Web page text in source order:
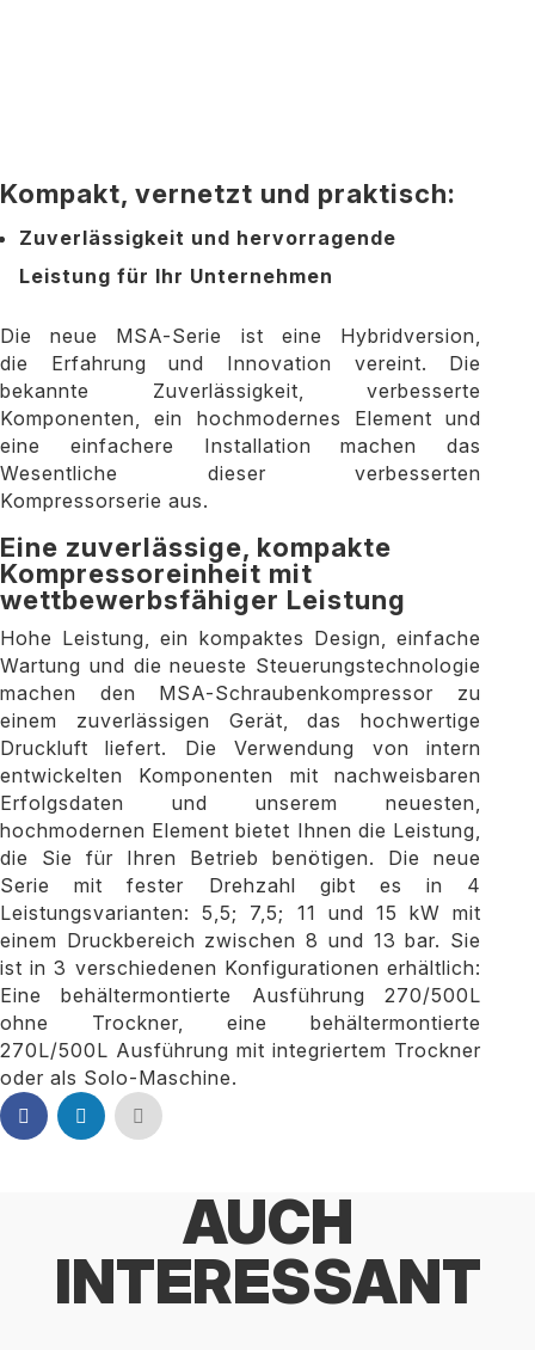
Kompakt, vernetzt und praktisch:
Zuverlässigkeit und hervorragende
Leistung für Ihr Unternehmen
Die neue MSA-Serie ist eine Hybridversion,
die Erfahrung und Innovation vereint. Die
bekannte Zuverlässigkeit, verbesserte
Komponenten, ein hochmodernes Element und
eine einfachere Installation machen das
Wesentliche dieser verbesserten
Kompressorserie aus.
Eine zuverlässige, kompakte
Kompressoreinheit mit
wettbewerbsfähiger Leistung
Hohe Leistung, ein kompaktes Design, einfache
Wartung und die neueste Steuerungstechnologie
machen den MSA-Schraubenkompressor zu
einem zuverlässigen Gerät, das hochwertige
Druckluft liefert. Die Verwendung von intern
entwickelten Komponenten mit nachweisbaren
Erfolgsdaten und unserem neuesten,
hochmodernen Element bietet Ihnen die Leistung,
die Sie für Ihren Betrieb benötigen. Die neue
Serie mit fester Drehzahl gibt es in 4
Leistungsvarianten: 5,5; 7,5; 11 und 15 kW mit
einem Druckbereich zwischen 8 und 13 bar. Sie
ist in 3 verschiedenen Konfigurationen erhältlich:
Eine behältermontierte Ausführung 270/500L
ohne Trockner, eine behältermontierte
270L/500L Ausführung mit integriertem Trockner
oder als Solo-Maschine.
AUCH
INTERESSANT